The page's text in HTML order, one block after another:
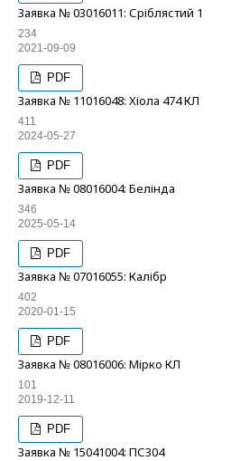
Заявка № 03016011: Сріблястий 1
234
2021-09-09
PDF
Заявка № 11016048: Хіола 474 КЛ
411
2024-05-27
PDF
Заявка № 08016004: Белінда
346
2025-05-14
PDF
Заявка № 07016055: Калібр
402
2020-01-15
PDF
Заявка № 08016006: Мірко КЛ
101
2019-12-11
PDF
Заявка № 15041004: ПС304